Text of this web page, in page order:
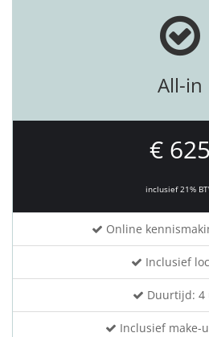
All-in
€ 625
inclusief 21%
Online
Inclusief
Duurtijd: 4
Inclusief make-